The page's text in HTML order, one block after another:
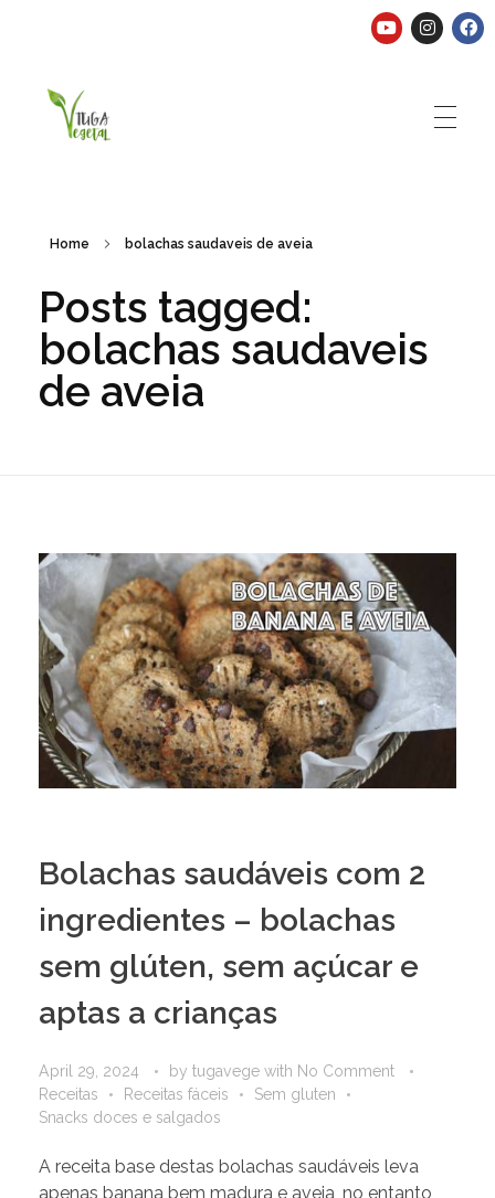
Home bolachas saudaveis de aveia
Posts tagged:
bolachas saudaveis
de aveia
Bolachas saudáveis com 2
ingredientes – bolachas
sem glúten, sem açúcar e
aptas a crianças
April 29, 2024 by tugavege with No Comment
Receitas
Receitas fáceis
Sem gluten
Snacks doces e salgados
A receita base destas bolachas saudáveis leva
apenas banana bem madura e aveia, no entanto,